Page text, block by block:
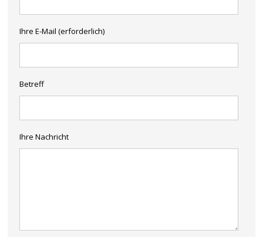
Ihre E-Mail (erforderlich)
Betreff
Ihre Nachricht